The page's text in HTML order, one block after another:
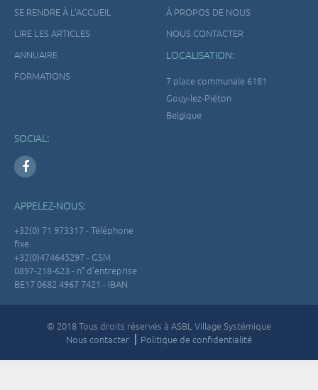
SE RENDRE À L'ACCUEIL
LIRE LES ARTICLES
ANNUAIRE
FORMATIONS
À PROPOS DE NOUS
NOUS CONTACTER
LOCALISATION:
7 place communale 6181
Gouy-lez-Piéton
Belgique
SOCIAL:
APPELEZ-NOUS:
+32(0) 71 973317 - Téléphone
fixe.
+32(0)474645297 - GSM
0897-218-623 - n° d'entreprise
BE17 0682 4967 7421 - IBAN
© 2018 Tous droits réservés à ASBL Village Systémique
Nous contacter
Politique de confidentialité